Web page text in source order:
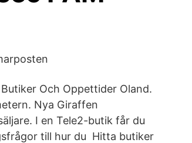
Och Oppettider Oland.
Nya Giraffen
I en Tele2-butik får du
till hur du Hitta butiker